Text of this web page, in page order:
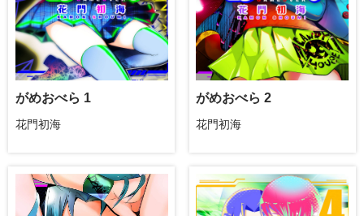
がめおべら 1
花門初海
がめおべら 2
花門初海